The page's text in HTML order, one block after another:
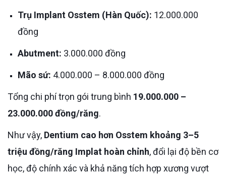
Trụ Implant Osstem (Hàn Quốc): 12.000.000
đồng
Abutment: 3.000.000 đồng
Mão sứ: 4.000.000 – 8.000.000 đồng
Tổng chi phí trọn gói trung bình 19.000.000 –
23.000.000 đồng/răng.
Như vậy, Dentium cao hơn Osstem khoảng 3–5
triệu đồng/răng Implat hoàn chỉnh, đổi lại độ bền cơ
học, độ chính xác và khả năng tích hợp xương vượt